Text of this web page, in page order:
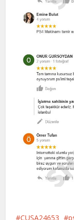
CUSA24653